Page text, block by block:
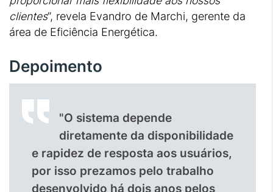
clientes”, revela Evandro de Marchi, gerente da
área de Eficiência Energética.
Depoimento
"O sistema depende
diretamente da disponibilidade
e rapidez de resposta aos usuários,
por isso prezamos pelo trabalho
desenvolvido há dois anos pelos